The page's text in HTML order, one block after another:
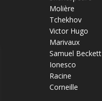
Molière
Tchekhov
Victor Hugo
Marivaux
Samuel Beckett
Ionesco
Racine
Corneille